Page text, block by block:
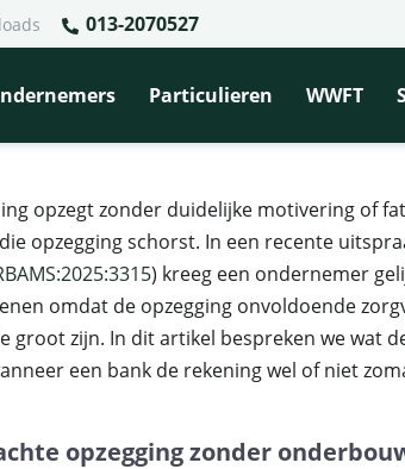
013-2070527
Particulieren WWFT
>Rechter verplicht bank tot tijdelijke heropening van
tot tijdelijke heropening
opzegt zonder duidelijke motivering of
opzegging schorst. In een recente
) kreeg een ondernemer
omdat de opzegging onvoldoende
groot zijn. In dit artikel bespreken we wat
een bank de rekening wel of niet
opzegging zonder